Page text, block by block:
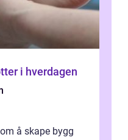
i hverdagen
å skape bygg